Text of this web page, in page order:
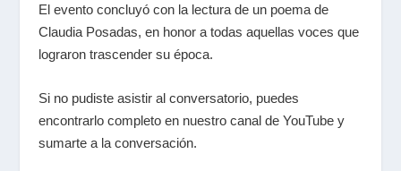
El evento concluyó con la lectura de un poema de
Claudia Posadas, en honor a todas aquellas voces que
lograron trascender su época.
Si no pudiste asistir al conversatorio, puedes
encontrarlo completo en nuestro canal de YouTube y
sumarte a la conversación.